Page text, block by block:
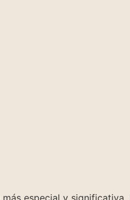
especial y